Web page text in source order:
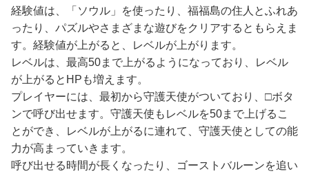
経験値は、「ソウル」を使ったり、福福島の住人とふれあ
ったり、パズルやさまざまな遊びをクリアするともらえま
す。経験値が上がると、レベルが上がります。
レベルは、最高50まで上がるようになっており、レベル
が上がるとHPも増えます。
プレイヤーには、最初から守護天使がついており、□ボタ
ンで呼び出せます。守護天使もレベルを50まで上げるこ
とができ、レベルが上がるに連れて、守護天使としての能
力が高まっていきます。
呼び出せる時間が長くなったり、ゴーストバルーンを追い